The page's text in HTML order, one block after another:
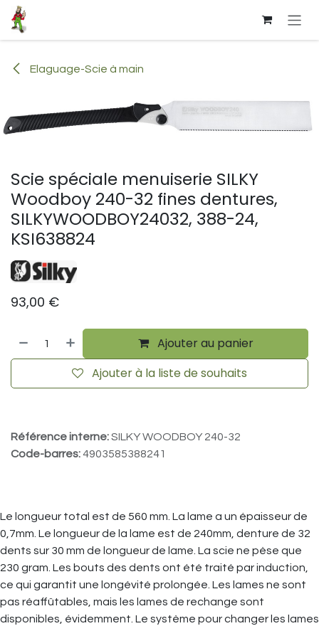
Se rendre au contenu
Elaguage-Scie à main
Scie spéciale menuiserie SILKY
Woodboy 240-32 fines dentures,
SILKYWOODBOY24032, 388-24,
KSI638824
93,00 €
Ajouter au panier
Ajouter à la liste de souhaits
Référence interne:SILKY WOODBOY 240-32
Code-barres:4903585388241
Le longueur total est de 560 mm. La lame a un épaisseur de
0,7mm. Le longueur de la lame est de 240mm, denture de 32
dents sur 30 mm de longueur de lame. La scie ne pèse que
230 gram. Les bouts des dents ont été traité par induction,
ce qui garantit une longévité prolongée. Les lames ne sont
pas réaffûtables, mais les lames de rechange sont
disponibles, évidemment. Le système pour changer les lames